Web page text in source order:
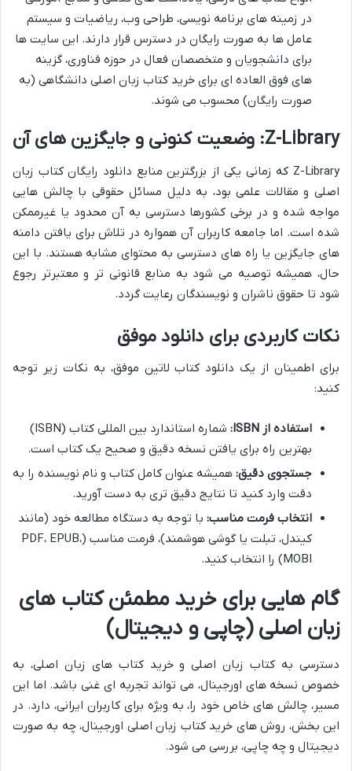
در زمینه های برنامه نویسی، طراحی وب، ریاضیات و سیستم
عامل ها به صورت رایگان در دسترس قرار دارند. این سایت ها
برای دانشجویان و متخصصان فعال در حوزه فناوری، گزینه
های فوق العاده ای برای خرید کتاب زبان اصلی دانشگاهی (به
صورت رایگان) محسوب می شوند.
Z-Library: وضعیت کنونی و جایگزین های آن
Z-Library که زمانی یکی از بزرگترین منابع دانلود رایگان کتاب زبان
اصلی و مقالات علمی بود، به دلیل مسائل حقوقی با چالش هایی
مواجه شده و در برخی کشورها دسترسی به آن محدود یا غیرممکن
شده است. اما جامعه کاربران آن همواره در تلاش برای یافتن دامنه
های جایگزین یا راه های دسترسی به محتوای مشابه هستند. با این
حال، همیشه توصیه می شود به منابع قانونی تر و معتبرتر رجوع
شود تا حقوق ناشران و نویسندگان رعایت گردد.
نکات کاربردی برای دانلود موفق
برای اطمینان از یک دانلود کتاب لاتین موفق، به نکات زیر توجه
کنید:
استفاده از ISBN:
شماره استاندارد بین المللی کتاب (ISBN)
بهترین راه برای یافتن نسخه دقیق و صحیح یک کتاب است.
جستجوی دقیق: همیشه عنوان کامل کتاب و نام نویسنده را به
دقت وارد کنید تا نتایج دقیق تری به دست آورید.
انتخاب فرمت مناسب: با توجه به دستگاه مطالعه خود (مانند
کیندل، تبلت یا گوشی هوشمند)، فرمت مناسب (PDF، EPUB،
MOBI) را انتخاب کنید.
گام هایی برای خرید مطمئن کتاب های
زبان اصلی (چاپی و دیجیتال)
دسترسی به کتاب زبان اصلی و خرید کتاب های زبان اصلی، به
خصوص نسخه های اورجینال، می تواند تجربه ای غنی باشد. اما این
مسیر، چالش های خاص خود را، به ویژه برای کاربران ایرانی، دارد. در
این بخش، روش های خرید کتاب زبان اصلی اورجینال، چه به صورت
دیجیتال و چه چاپی، بررسی می شود.